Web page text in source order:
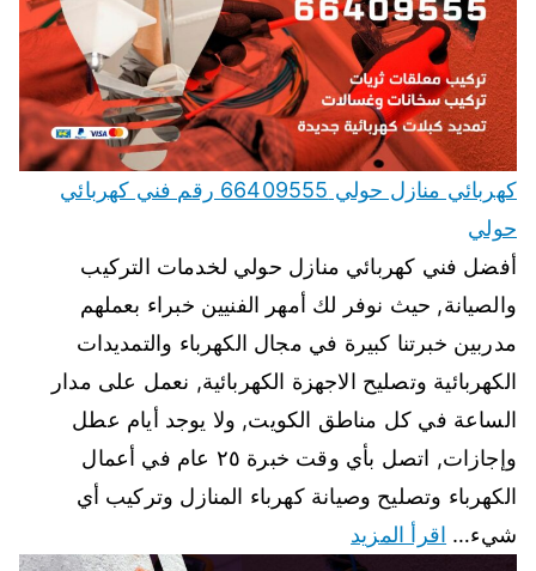
كهربائي منازل حولي 66409555 رقم فني كهربائي
حولي
أفضل فني كهربائي منازل حولي لخدمات التركيب
والصيانة, حيث نوفر لك أمهر الفنيين خبراء بعملهم
مدربين خبرتنا كبيرة في مجال الكهرباء والتمديدات
الكهربائية وتصليح الاجهزة الكهربائية, نعمل على مدار
الساعة في كل مناطق الكويت, ولا يوجد أيام عطل
وإجازات, اتصل بأي وقت خبرة ٢٥ عام في أعمال
الكهرباء وتصليح وصيانة كهرباء المنازل وتركيب أي
شيء… اقرأ المزيد